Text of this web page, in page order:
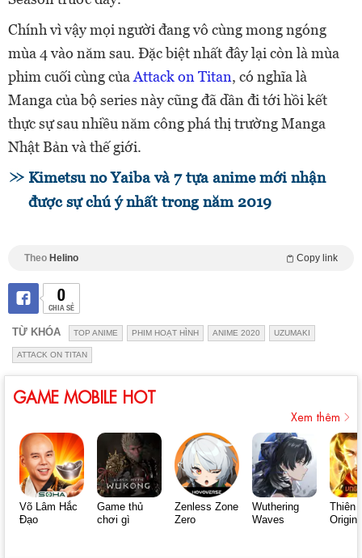
Chính vì vậy mọi người đang vô cùng mong ngóng
mùa 4 vào năm sau. Đặc biệt nhất đây lại còn là mùa
phim cuối cùng củaAttack on Titan, có nghĩa là
Manga của bộ series này cũng đã dần đi tới hồi kết
thực sự sau nhiều năm công phá thị trường Manga
Nhật Bản và thế giới.
Kimetsu no Yaiba và 7 tựa anime mới nhận
được sự chú ý nhất trong năm 2019
Theo Helino Copy link
0
CHIA SẺ
TỪ KHÓA TOP ANIME PHIM HOẠT HÌNH ANIME 2020 UZUMAKI
ATTACK ON TITAN
GAME MOBILE HOT
Xem thêm
Võ Lâm Hắc
Đạo
Game thủ
chơi gì
Zenless Zone
Zero
Wuthering
Waves
Thiên
Origin